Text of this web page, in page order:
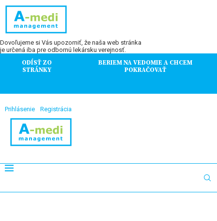
Dovoľujeme si Vás upozorniť, že naša web stránka
je určená iba pre odbornú lekársku verejnosť.
ODÍSŤ ZO
STRÁNKY
BERIEM NA VEDOMIE A CHCEM
POKRAČOVAŤ
Prihlásenie Registrácia